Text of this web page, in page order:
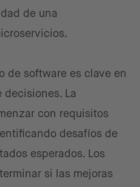
de una
de software es clave en
decisiones. La
con requisitos
desafíos de
esperados. Los
si las mejoras